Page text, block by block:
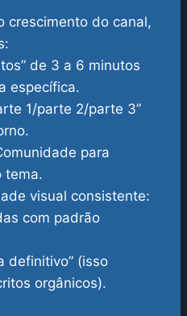
crescimento do canal,
de 3 a 6 minutos
específica.
1/parte 2/parte 3”
para
tema.
visual consistente:
com padrão
definitivo” (isso
orgânicos).